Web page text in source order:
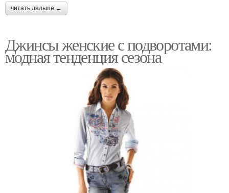
читать дальше →
Джинсы женские с подворотами:
модная тенденция сезона